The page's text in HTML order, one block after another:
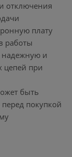
отключения
плату
работы
надежную и
цепей при
быть
покупкой